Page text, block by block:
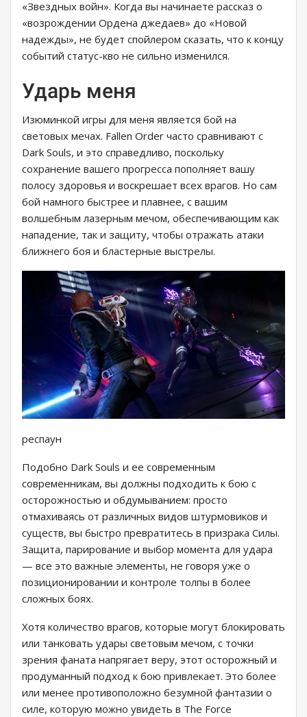
«Звездных войн». Когда вы начинаете рассказ о
«возрождении Ордена джедаев» до «Новой
надежды», не будет спойлером сказать, что к концу
событий статус-кво не сильно изменился.
Ударь меня
Изюминкой игры для меня является бой на
световых мечах. Fallen Order часто сравнивают с
Dark Souls, и это справедливо, поскольку
сохранение вашего прогресса пополняет вашу
полосу здоровья и воскрешает всех врагов. Но сам
бой намного быстрее и плавнее, с вашим
волшебным лазерным мечом, обеспечивающим как
нападение, так и защиту, чтобы отражать атаки
ближнего боя и бластерные выстрелы.
респаун
Подобно Dark Souls и ее современным
современникам, вы должны подходить к бою с
осторожностью и обдумыванием: просто
отмахиваясь от различных видов штурмовиков и
существ, вы быстро превратитесь в призрака Силы.
Защита, парирование и выбор момента для удара
— все это важные элементы, не говоря уже о
позиционировании и контроле толпы в более
сложных боях.
Хотя количество врагов, которые могут блокировать
или танковать удары световым мечом, с точки
зрения фаната напрягает веру, этот осторожный и
продуманный подход к бою привлекает. Это более
или менее противоположно безумной фантазии о
силе, которую можно увидеть в The Force